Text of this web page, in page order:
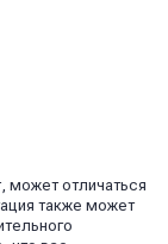
может отличаться
также может